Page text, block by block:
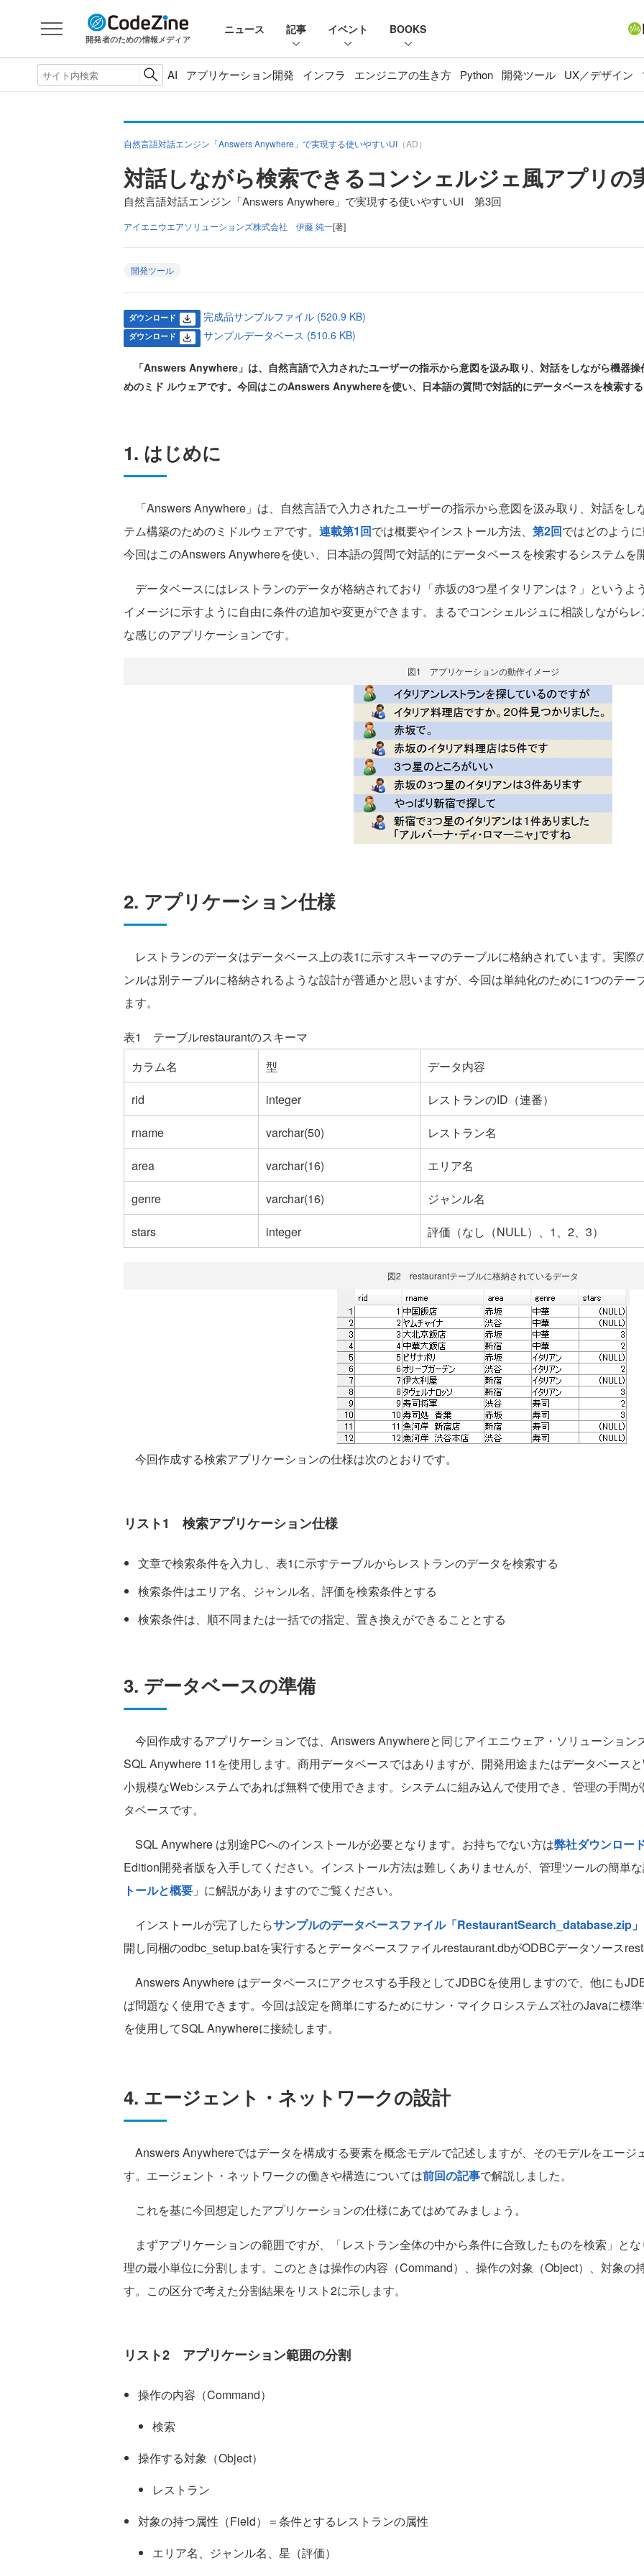
開発者のための情報メディア
ニュース 記事 イベント BOOKS
AI アプリケーション開発 インフラ エンジニアの生き方 Python 開発ツール UX／デザイン
自然言語対話エンジン「Answers Anywhere」で実現する使いやすいUI （AD）
対話しながら検索できるコンシェルジェ風アプリの
自然言語対話エンジン「Answers Anywhere」で実現する使いやすいUI 第3回
アイエニウエアソリューションズ株式会社 伊藤 純一[著]
開発ツール
ダウンロード 完成品サンプルファイル (520.9 KB)
ダウンロード サンプルデータベース (510.6 KB)
「Answers Anywhere」は、自然言語で入力されたユーザーの指示から意図を汲み取り、対話をしながら機器
めのミド ルウェアです。今回はこのAnswers Anywhereを使い、日本語の質問で対話的にデータベースを検索する
1. はじめに
「Answers Anywhere」は、自然言語で入力されたユーザーの指示から意図を汲み取り、対話をし
テム構築のためのミドルウェアです。 連載第1回では概要やインストール方法、 第2回ではどのよう
今回はこのAnswers Anywhereを使い、日本語の質問で対話的にデータベースを検索するシステムを
データベースにはレストランのデータが格納されており「赤坂の3つ星イタリアンは？」というよ
イメージに示すように自由に条件の追加や変更ができます。まるでコンシェルジュに相談しながら
な感じのアプリケーションです。
図1 アプリケーションの動作イメージ
2. アプリケーション仕様
レストランのデータはデータベース上の表1に示すスキーマのテーブルに格納されています。実際
ンルは別テーブルに格納されるような設計が普通かと思いますが、今回は単純化のために1つのテー
ます。
表1 テーブルrestaurantのスキーマ
カラム名
型
データ内容
rid
integer
レストランのID（連番）
rname
varchar(50)
レストラン名
area
varchar(16)
エリア名
genre
varchar(16)
ジャンル名
stars
integer 評価（なし（NULL）、1、2、3）
図2 restaurantテーブルに格納されているデータ
今回作成する検索アプリケーションの仕様は次のとおりです。
リスト1 検索アプリケーション仕様
文章で検索条件を入力し、表1に示すテーブルからレストランのデータを検索する
検索条件はエリア名、ジャンル名、評価を検索条件とする
検索条件は、順不同または一括での指定、置き換えができることとする
3. データベースの準備
今回作成するアプリケーションでは、Answers Anywhereと同じアイエニウェア・ソリューション
SQL Anywhere 11を使用します。商用データベースではありますが、開発用途またはデータベース
小規模なWebシステムであれば無料で使用できます。システムに組み込んで使用でき、管理の手間
タベースです。
SQL Anywhere は別途PCへのインストールが必要となります。お持ちでない方は弊社ダウンロー
Edition開発者版を入手してください。インストール方法は難しくありませんが、管理ツールの簡単
トールと概要 」に解説がありますのでご覧ください。
インストールが完了したらサンプルのデータベースファイル「RestaurantSearch_database.zip」
開し同梱のodbc_setup.batを実行するとデータベースファイルrestaurant.dbがODBCデータソース
Answers Anywhere はデータベースにアクセスする手段としてJDBCを使用しますので、他にも
ば問題なく使用できます。今回は設定を簡単にするためにサン・マイクロシステムズ社のJavaに標
を使用してSQL Anywhereに接続します。
4. エージェント・ネットワークの設計
Answers Anywhereではデータを構成する要素を概念モデルで記述しますが、そのモデルをエージ
す。エージェント・ネットワークの働きや構造については前回の記事で解説しました。
これを基に今回想定したアプリケーションの仕様にあてはめてみましょう。
まずアプリケーションの範囲ですが、「レストラン全体の中から条件に合致したものを検索」と
理の最小単位に分割します。このときは操作の内容（Command）、操作の対象（Object）、対象の
す。この区分で考えた分割結果をリスト2に示します。
リスト2 アプリケーション範囲の分割
操作の内容（Command）
検索
操作する対象（Object）
レストラン
対象の持つ属性（Field）＝条件とするレストランの属性
エリア名、ジャンル名、星（評価）